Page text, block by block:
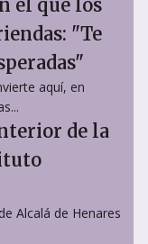
el que los
"Te
aquí, en
de la
Alcalá de Henares